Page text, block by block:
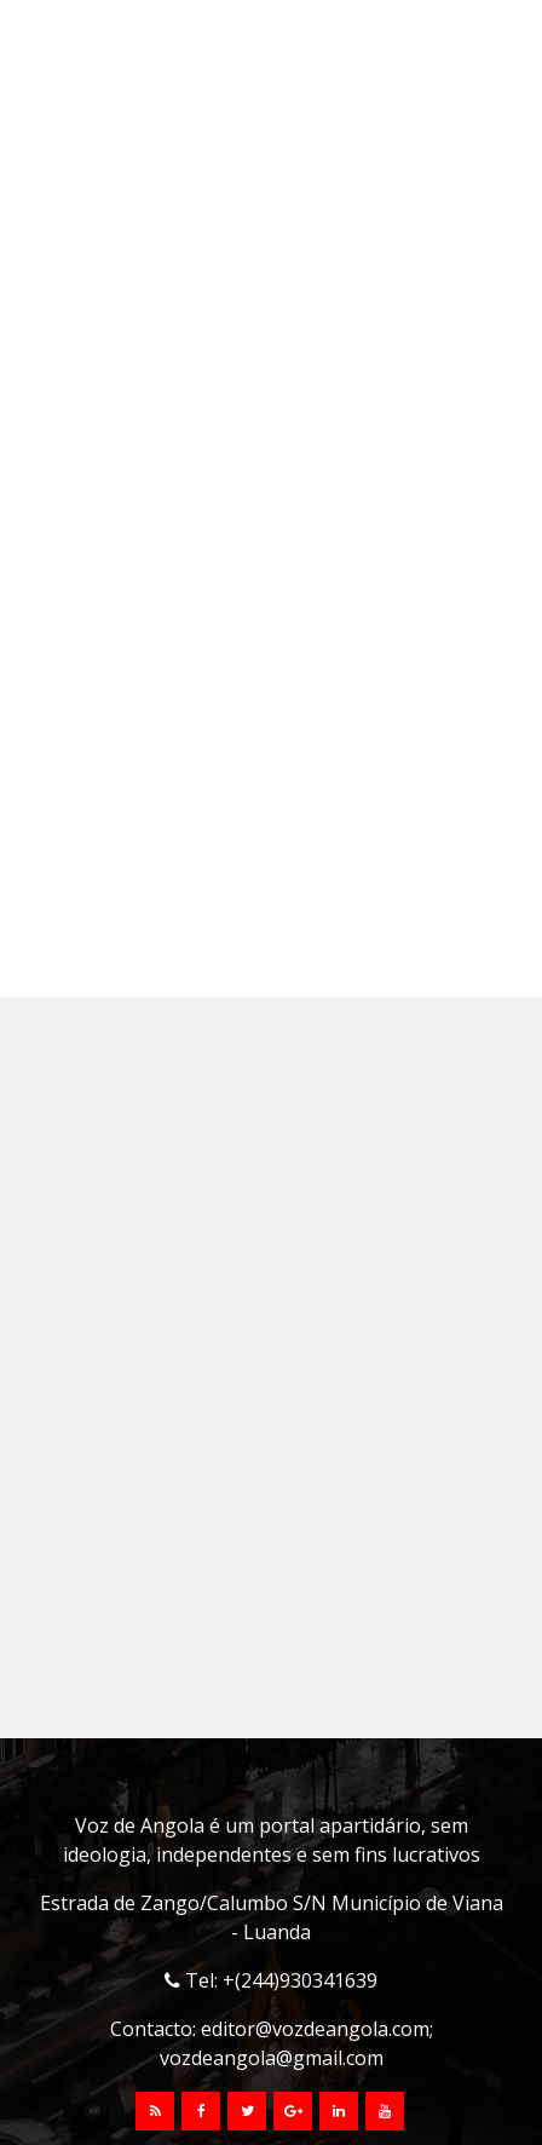
Voz de Angola é um portal apartidário, sem
ideologia, independentes e sem fins lucrativos
Estrada de Zango/Calumbo S/N Município de Viana
- Luanda
Tel: +(244)930341639
Contacto:editor@vozdeangola.com;
vozdeangola@gmail.com